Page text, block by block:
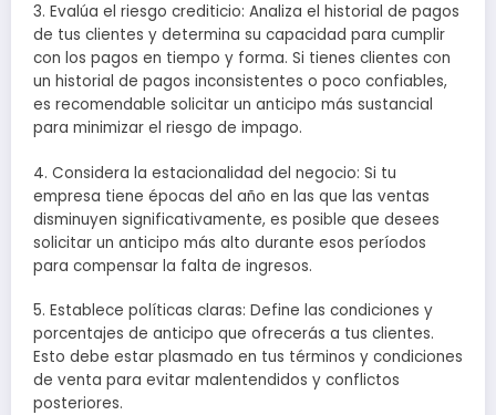
3. Evalúa el riesgo crediticio: Analiza el historial de pagos
de tus clientes y determina su capacidad para cumplir
con los pagos en tiempo y forma. Si tienes clientes con
un historial de pagos inconsistentes o poco confiables,
es recomendable solicitar un anticipo más sustancial
para minimizar el riesgo de impago.
4. Considera la estacionalidad del negocio: Si tu
empresa tiene épocas del año en las que las ventas
disminuyen significativamente, es posible que desees
solicitar un anticipo más alto durante esos períodos
para compensar la falta de ingresos.
5. Establece políticas claras: Define las condiciones y
porcentajes de anticipo que ofrecerás a tus clientes.
Esto debe estar plasmado en tus términos y condiciones
de venta para evitar malentendidos y conflictos
posteriores.